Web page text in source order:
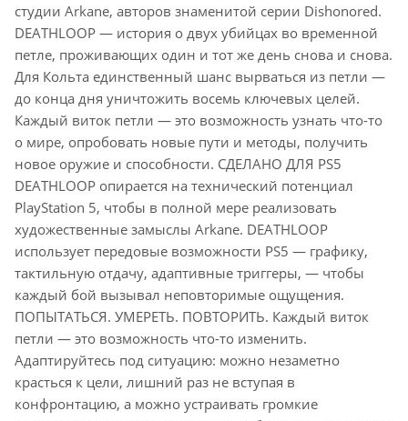
студии Arkane, авторов знаменитой серии Dishonored.
DEATHLOOP — история о двух убийцах во временной
петле, проживающих один и тот же день снова и снова.
Для Кольта единственный шанс вырваться из петли —
до конца дня уничтожить восемь ключевых целей.
Каждый виток петли — это возможность узнать что-то
о мире, опробовать новые пути и методы, получить
новое оружие и способности. СДЕЛАНО ДЛЯ PS5
DEATHLOOP опирается на технический потенциал
PlayStation 5, чтобы в полной мере реализовать
художественные замыслы Arkane. DEATHLOOP
использует передовые возможности PS5 — графику,
тактильную отдачу, адаптивные триггеры, — чтобы
каждый бой вызывал неповторимые ощущения.
ПОПЫТАТЬСЯ. УМЕРЕТЬ. ПОВТОРИТЬ. Каждый виток
петли — это возможность что-то изменить.
Адаптируйтесь под ситуацию: можно незаметно
красться к цели, лишний раз не вступая в
конфронтацию, а можно устраивать громкие